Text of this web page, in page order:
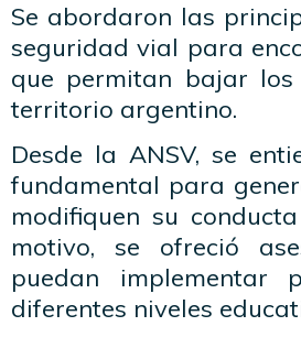
Se abordaron las
seguridad vial para
que permitan bajar
territorio argentino.
Desde la ANSV, se
fundamental para
modifiquen su
motivo, se ofreció
puedan implementar
diferentes niveles